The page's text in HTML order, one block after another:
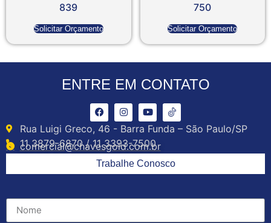
839
Solicitar Orçamento
750
Solicitar Orçamento
ENTRE EM CONTATO
Rua Luigi Greco, 46 - Barra Funda – São Paulo/SP
11 3879-6870 / 11 3393-7500
comercial@chavesgold.com.br
Trabalhe Conosco